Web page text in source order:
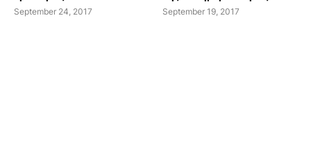
September 24, 2017 September 19, 2017